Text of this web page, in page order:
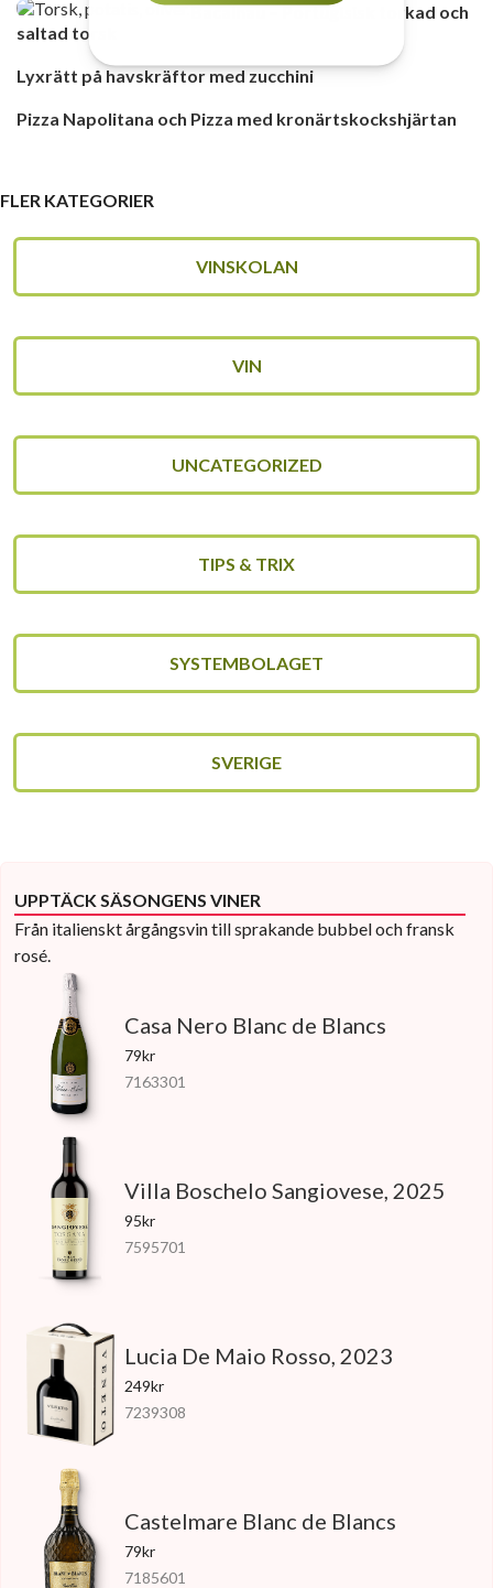
Bacalhau – Portugisisk torkad och
saltad torsk
Lyxrätt på havskräftor med zucchini
Pizza Napolitana och Pizza med kronärtskockshjärtan
FLER KATEGORIER
VINSKOLAN
VIN
UNCATEGORIZED
TIPS & TRIX
SYSTEMBOLAGET
SVERIGE
UPPTÄCK SÄSONGENS VINER
Från italienskt årgångsvin till sprakande bubbel och fransk
rosé.
Casa Nero Blanc de Blancs
79kr
7163301
Villa Boschelo Sangiovese, 2025
95kr
7595701
Lucia De Maio Rosso, 2023
249kr
7239308
Castelmare Blanc de Blancs
79kr
7185601